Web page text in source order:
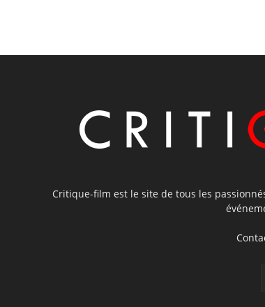
Critique-film est le site de tous les